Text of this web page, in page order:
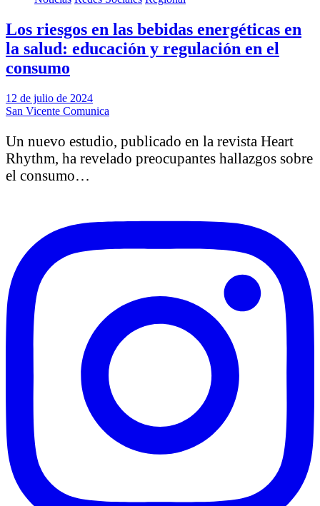
Los riesgos en las bebidas energéticas en
la salud: educación y regulación en el
consumo
12 de julio de 2024
San Vicente Comunica
Un nuevo estudio, publicado en la revista Heart
Rhythm, ha revelado preocupantes hallazgos sobre
el consumo…